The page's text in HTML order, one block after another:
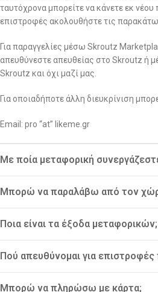
ταυτόχρονα μπορείτε να κάνετε εκ νέου
επιστροφές ακολουθήστε τις
Για παραγγελίες μέσω Skroutz
απευθύνεστε απευθείας στο Skroutz ή
Skroutz και όχι μαζί μας.
Για οποιαδήποτε άλλη διευκρίνιση
Email: pro “at” likeme.gr
Με ποία μεταφορική
Μπορώ να παραλάβω από τον
Ποια είναι τα έξοδα μεταφορικών;
Πού απευθύνομαι για
Μπορώ να πληρώσω με κάρτα;